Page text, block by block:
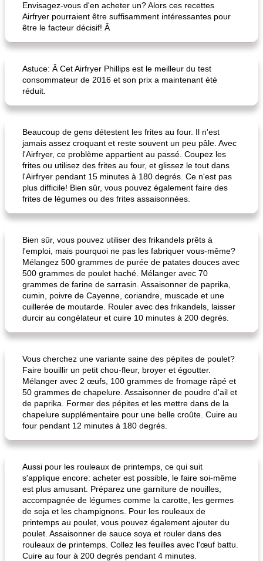
pois chiches rôtis aux épices
Envisagez-vous d'en acheter un? Alors ces recettes
Airfryer pourraient être suffisamment intéressantes pour
être le facteur décisif! Â
Astuce: Â Cet Airfryer Phillips est le meilleur du test
consommateur de 2016 et son prix a maintenant été
réduit.
Beaucoup de gens détestent les frites au four. Il n'est
jamais assez croquant et reste souvent un peu pâle. Avec
l'Airfryer, ce problème appartient au passé. Coupez les
frites ou utilisez des frites au four, et glissez le tout dans
l'Airfryer pendant 15 minutes à 180 degrés. Ce n'est pas
plus difficile! Bien sûr, vous pouvez également faire des
frites de légumes ou des frites assaisonnées.
Bien sûr, vous pouvez utiliser des frikandels prêts à
l'emploi, mais pourquoi ne pas les fabriquer vous-même?
Mélangez 500 grammes de purée de patates douces avec
500 grammes de poulet haché. Mélanger avec 70
grammes de farine de sarrasin. Assaisonner de paprika,
cumin, poivre de Cayenne, coriandre, muscade et une
cuillerée de moutarde. Rouler avec des frikandels, laisser
durcir au congélateur et cuire 10 minutes à 200 degrés.
Vous cherchez une variante saine des pépites de poulet?
Faire bouillir un petit chou-fleur, broyer et égoutter.
Mélanger avec 2 œufs, 100 grammes de fromage râpé et
50 grammes de chapelure. Assaisonner de poudre d'ail et
de paprika. Former des pépites et les mettre dans de la
chapelure supplémentaire pour une belle croûte. Cuire au
four pendant 12 minutes à 180 degrés.
Aussi pour les rouleaux de printemps, ce qui suit
s'applique encore: acheter est possible, le faire soi-même
est plus amusant. Préparez une garniture de nouilles,
accompagnée de légumes comme la carotte, les germes
de soja et les champignons. Pour les rouleaux de
printemps au poulet, vous pouvez également ajouter du
poulet. Assaisonner de sauce soya et rouler dans des
rouleaux de printemps. Collez les feuilles avec l'œuf battu.
Cuire au four à 200 degrés pendant 4 minutes.